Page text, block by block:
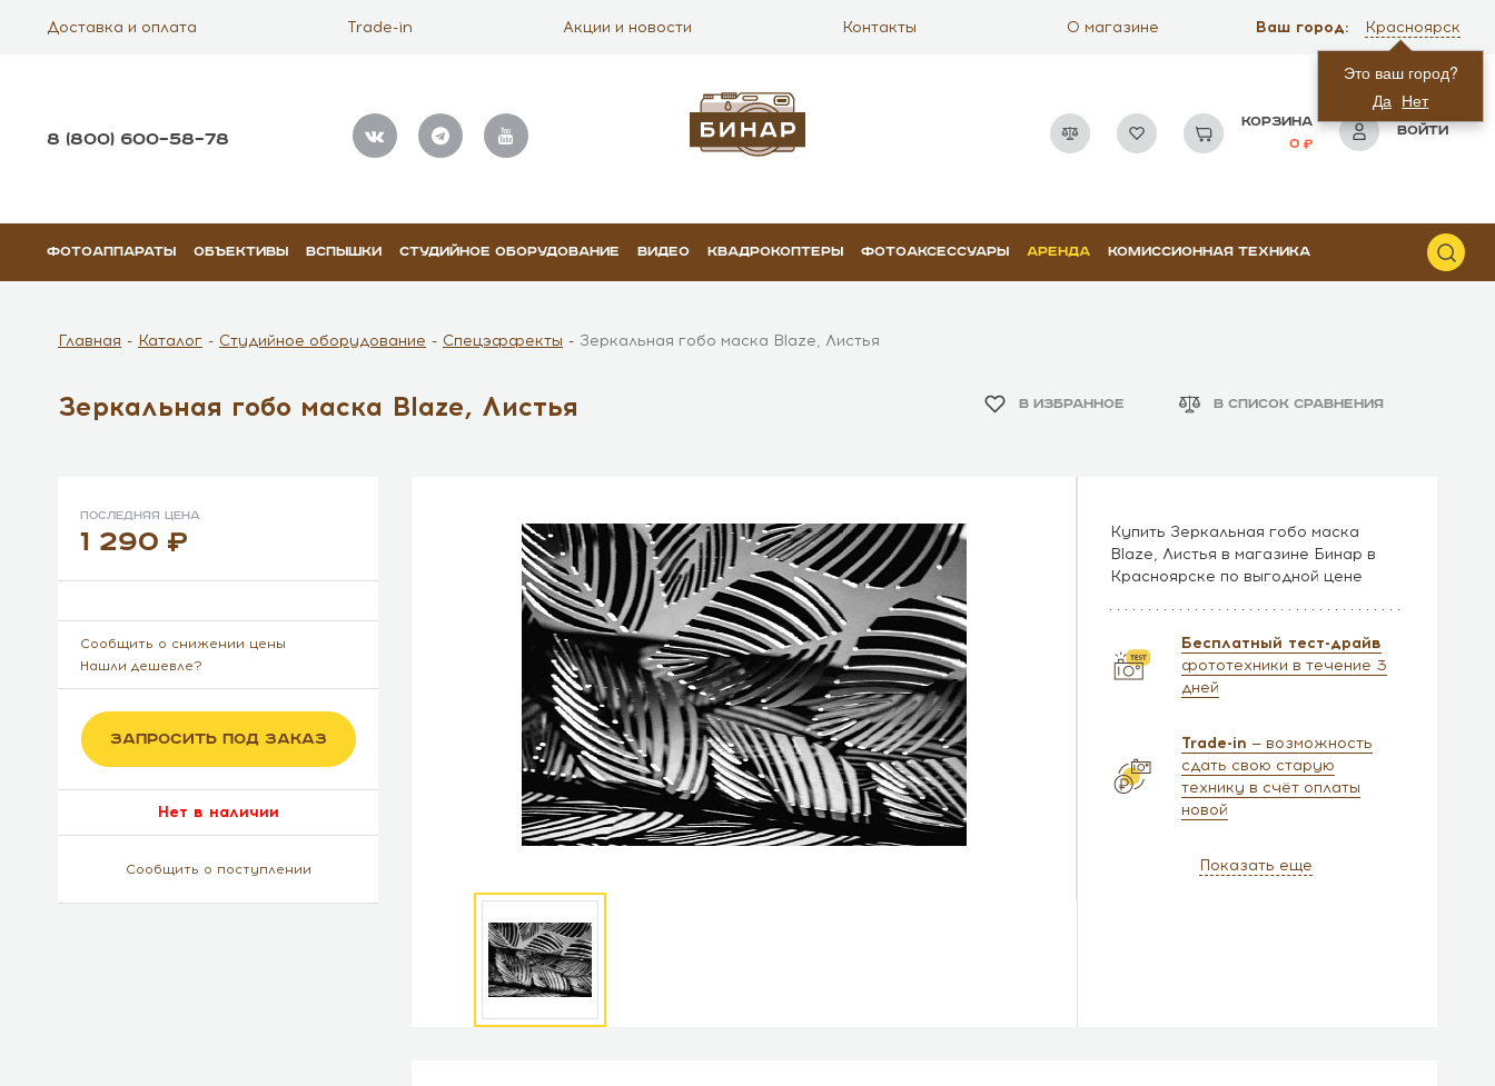
Доставка и оплата Trade-in Акции и новости Контакты О магазине Ваш город:
Это ваш город?
Да Нет
Красноярск
8 (800) 600–58–78
КОРЗИНА
0
ВОЙТИ
ФОТОАППАРАТЫ ОБЪЕКТИВЫ ВСПЫШКИ СТУДИЙНОЕ ОБОРУДОВАНИЕ ВИДЕО КВАДРОКОПТЕРЫ ФОТОАКСЕССУАРЫ АРЕНДА КОМИССИОННАЯ ТЕХНИКА
Главная Каталог Студийное оборудование Спецэффекты Зеркальная гобо маска Blaze, Листья
Зеркальная гобо маска Blaze, Листья В ИЗБРАННОЕ В СПИСОК СРАВНЕНИЯ
Последняя цена
1 290
Сообщить о снижении цены
Нашли дешевле?
ЗАПРОСИТЬ ПОД ЗАКАЗ
Нет в наличии
Сообщить о поступлении
Купить Зеркальная гобо маска
Blaze, Листья в магазине Бинар в
Красноярске по выгодной цене
Бесплатный тест-драйв
фототехники в течение 3
дней
Trade-in — возможность
сдать свою старую
технику в счёт оплаты
новой
Показать еще